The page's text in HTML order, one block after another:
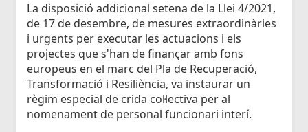
La disposició addicional setena de la Llei 4/2021,
de 17 de desembre, de mesures extraordinàries
i urgents per executar les actuacions i els
projectes que s'han de finançar amb fons
europeus en el marc del Pla de Recuperació,
Transformació i Resiliència, va instaurar un
règim especial de crida col·lectiva per al
nomenament de personal funcionari interí.